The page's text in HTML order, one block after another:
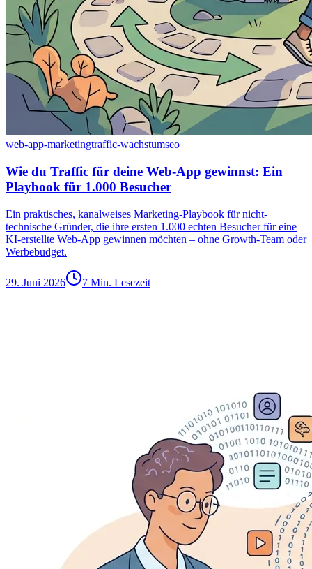
web-app-marketingtraffic-wachstumseo
Wie du Traffic für deine Web-App gewinnst: Ein
Playbook für 1.000 Besucher
Ein praktisches, kanalweises Marketing-Playbook für nicht-
technische Gründer, die ihre ersten 1.000 echten Besucher für eine
KI-erstellte Web-App gewinnen möchten – ohne Growth-Team oder
Werbebudget.
29. Juni 2026 7 Min. Lesezeit